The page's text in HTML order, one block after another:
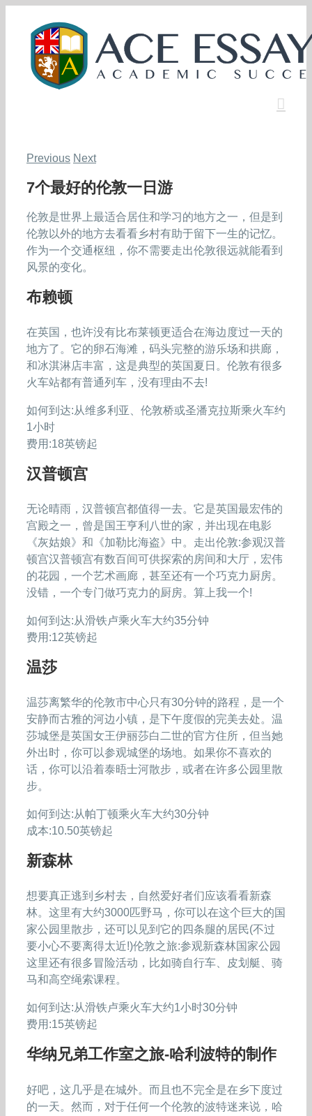
content
Previous Next
7个最好的伦敦一日游
伦敦是世界上最适合居住和学习的地方之一，但是到
伦敦以外的地方去看看乡村有助于留下一生的记忆。
作为一个交通枢纽，你不需要走出伦敦很远就能看到
风景的变化。
布赖顿
在英国，也许没有比布莱顿更适合在海边度过一天的
地方了。它的卵石海滩，码头完整的游乐场和拱廊，
和冰淇淋店丰富，这是典型的英国夏日。伦敦有很多
火车站都有普通列车，没有理由不去!
如何到达:从维多利亚、伦敦桥或圣潘克拉斯乘火车约
1小时
费用:18英镑起
汉普顿宫
无论晴雨，汉普顿宫都值得一去。它是英国最宏伟的
宫殿之一，曾是国王亨利八世的家，并出现在电影
《灰姑娘》和《加勒比海盗》中。走出伦敦:参观汉普
顿宫汉普顿宫有数百间可供探索的房间和大厅，宏伟
的花园，一个艺术画廊，甚至还有一个巧克力厨房。
没错，一个专门做巧克力的厨房。算上我一个!
如何到达:从滑铁卢乘火车大约35分钟
费用:12英镑起
温莎
温莎离繁华的伦敦市中心只有30分钟的路程，是一个
安静而古雅的河边小镇，是下午度假的完美去处。温
莎城堡是英国女王伊丽莎白二世的官方住所，但当她
外出时，你可以参观城堡的场地。如果你不喜欢的
话，你可以沿着泰晤士河散步，或者在许多公园里散
步。
如何到达:从帕丁顿乘火车大约30分钟
成本:10.50英镑起
新森林
想要真正逃到乡村去，自然爱好者们应该看看新森
林。这里有大约3000匹野马，你可以在这个巨大的国
家公园里散步，还可以见到它的四条腿的居民(不过
要小心不要离得太近!)伦敦之旅:参观新森林国家公园
这里还有很多冒险活动，比如骑自行车、皮划艇、骑
马和高空绳索课程。
如何到达:从滑铁卢乘火车大约1小时30分钟
费用:15英镑起
华纳兄弟工作室之旅-哈利波特的制作
好吧，这几乎是在城外。而且也不完全是在乡下度过
的一天。然而，对于任何一个伦敦的波特迷来说，哈